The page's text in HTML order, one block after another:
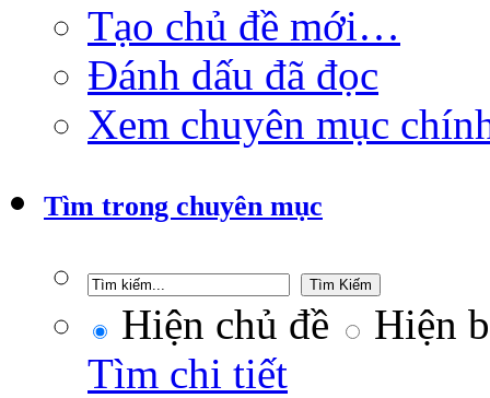
Tạo chủ đề mới…
Đánh dấu đã đọc
Xem chuyên mục
Tìm trong chuyên mục
Hiện chủ đề
Hiện
Tìm chi tiết